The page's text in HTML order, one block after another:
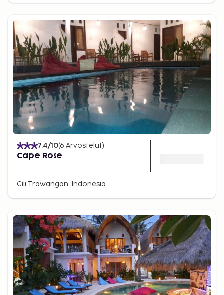
7.4/10(6 Arvostelut)
Cape Rose
Gili Trawangan, Indonesia